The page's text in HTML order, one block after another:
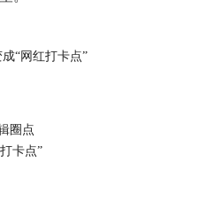
“网红打卡点”
圈点
卡点”